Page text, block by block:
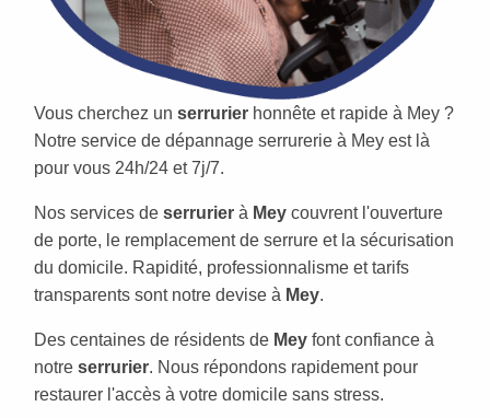
Vous cherchez un serrurier honnête et rapide à Mey ?
Notre service de dépannage serrurerie à Mey est là
pour vous 24h/24 et 7j/7.
Nos services de serrurier à Mey couvrent l'ouverture
de porte, le remplacement de serrure et la sécurisation
du domicile. Rapidité, professionnalisme et tarifs
transparents sont notre devise à Mey.
Des centaines de résidents de Mey font confiance à
notre serrurier. Nous répondons rapidement pour
restaurer l'accès à votre domicile sans stress.